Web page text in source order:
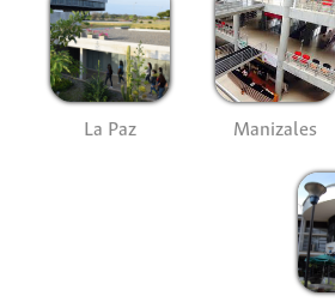
La Paz Manizales